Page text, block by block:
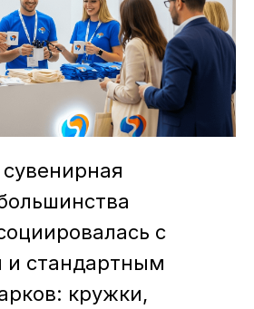
с
стандартным
кружки,